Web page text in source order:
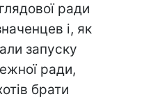
ради
і, як
запуску
ради,
брати